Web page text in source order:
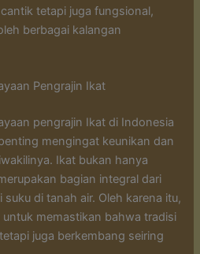
tetapi juga fungsional,
berbagai kalangan
Pengrajin Ikat
pengrajin Ikat di Indonesia
mengingat keunikan dan
Ikat bukan hanya
bagian integral dari
di tanah air. Oleh karena itu,
memastikan bahwa tradisi
juga berkembang seiring